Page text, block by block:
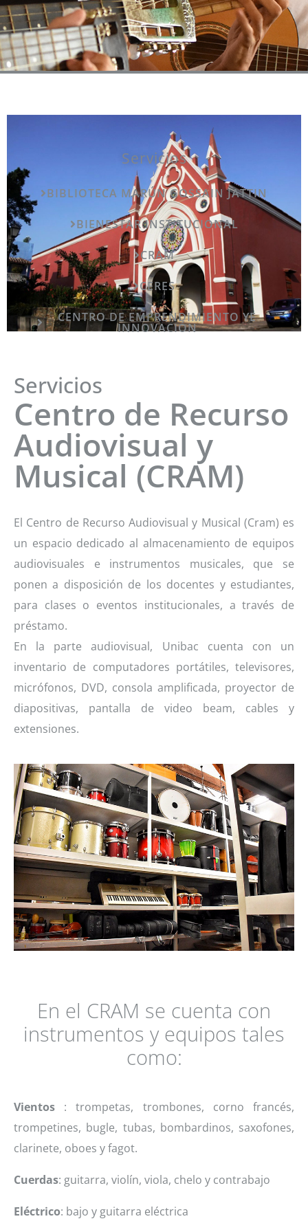
Servicios
BIBLIOTECA MARÚN GOSSAIN JATTIN
BIENESTAR INSTITUCIONAL
CRAM
CERES
CENTRO DE EMPRENDIMIENTO YE
INNOVACIÓN
Servicios
Centro de Recurso
Audiovisual y
Musical (CRAM)
El Centro de Recurso Audiovisual y Musical (Cram) es
un espacio dedicado al almacenamiento de equipos
audiovisuales e instrumentos musicales, que se
ponen a disposición de los docentes y estudiantes,
para clases o eventos institucionales, a través de
préstamo.
En la parte audiovisual, Unibac cuenta con un
inventario de computadores portátiles, televisores,
micrófonos, DVD, consola amplificada, proyector de
diapositivas, pantalla de video beam, cables y
extensiones.
En el CRAM se cuenta con
instrumentos y equipos tales
como:
Vientos : trompetas, trombones, corno francés,
trompetines, bugle, tubas, bombardinos, saxofones,
clarinete, oboes y fagot.
Cuerdas: guitarra, violín, viola, chelo y contrabajo
Eléctrico: bajo y guitarra eléctrica